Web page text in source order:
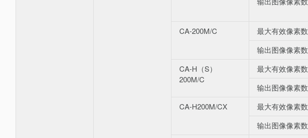
CA-200M/C
最大有效像素数
输出图像像素数
CA-H（S）
200M/C
最大有效像素数
输出图像像素数
CA-H200M/CX
最大有效像素数
输出图像像素数